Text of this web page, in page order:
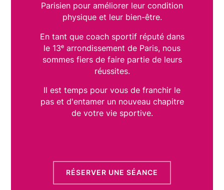
Parisien pour améliorer leur condition
physique et leur bien-être.
En tant que coach sportif réputé dans
le 13ᵉ arrondissement de Paris, nous
sommes fiers de faire partie de leurs
réussites.
Il est temps pour vous de franchir le
pas et d'entamer un nouveau chapitre
de votre vie sportive.
RÉSERVER UNE SÉANCE